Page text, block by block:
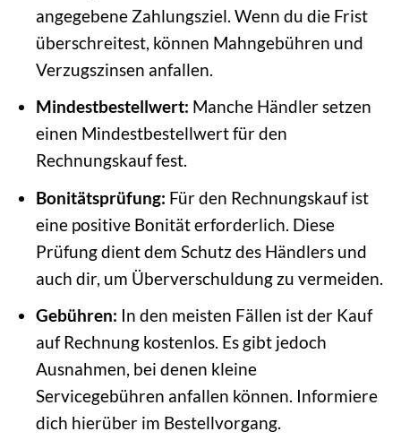
angegebene Zahlungsziel. Wenn du die Frist
überschreitest, können Mahngebühren und
Verzugszinsen anfallen.
Mindestbestellwert: Manche Händler setzen
einen Mindestbestellwert für den
Rechnungskauf fest.
Bonitätsprüfung: Für den Rechnungskauf ist
eine positive Bonität erforderlich. Diese
Prüfung dient dem Schutz des Händlers und
auch dir, um Überverschuldung zu vermeiden.
Gebühren: In den meisten Fällen ist der Kauf
auf Rechnung kostenlos. Es gibt jedoch
Ausnahmen, bei denen kleine
Servicegebühren anfallen können. Informiere
dich hierüber im Bestellvorgang.